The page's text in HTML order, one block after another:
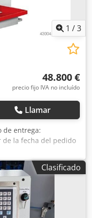
1 /3
48.800 €
precio fijo IVA no incluído
Llamar
de entrega:
la fecha del pedido
€ Cuota de alquiler:
rpm Cono de
x 500 x 400 mm
Peso: 1814 kg Avance
min Número de
mm Carga máxima
600 mm
Clasificado